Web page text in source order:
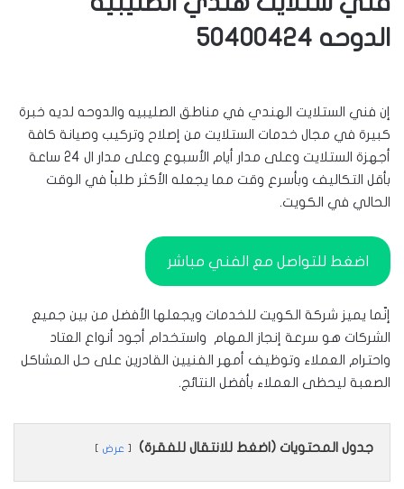
الدوحه 50400424
إن فني الستلايت الهندي في مناطق الصليبيه والدوحه لديه خبرة
كبيرة في مجال خدمات الستلايت من إصلاح وتركيب وصيانة كافة
أجهزة الستلايت وعلى مدار أيام الأسبوع وعلى مدار ال 24 ساعة
بأقل التكاليف وبأسرع وقت مما يجعله الأكثر طلباً في الوقت
الحالي في الكويت.
اضغط للتواصل مع الفني مباشر
إنّما يميز شركة الكويت للخدمات ويجعلها الأفضل من بين جميع
الشركات هو سرعة إنجاز المهام واستخدام أجود أنواع العتاد
واحترام العملاء وتوظيف أمهر الفنيين القادرين على حل المشاكل
الصعبة ليحظى العملاء بأفضل النتائج.
جدول المحتويات (اضغط للانتقال للفقرة) عرض